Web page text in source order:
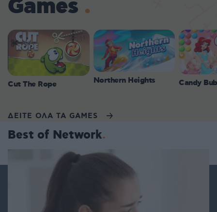
Games
Cut The Rope Northern Heights Candy
ΔΕΙΤΕ ΟΛΑ ΤΑ GAMES
Best of Network